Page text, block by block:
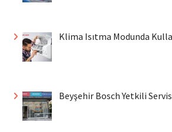
Klima Isıtma Modunda
Beyşehir Bosch Yetkili